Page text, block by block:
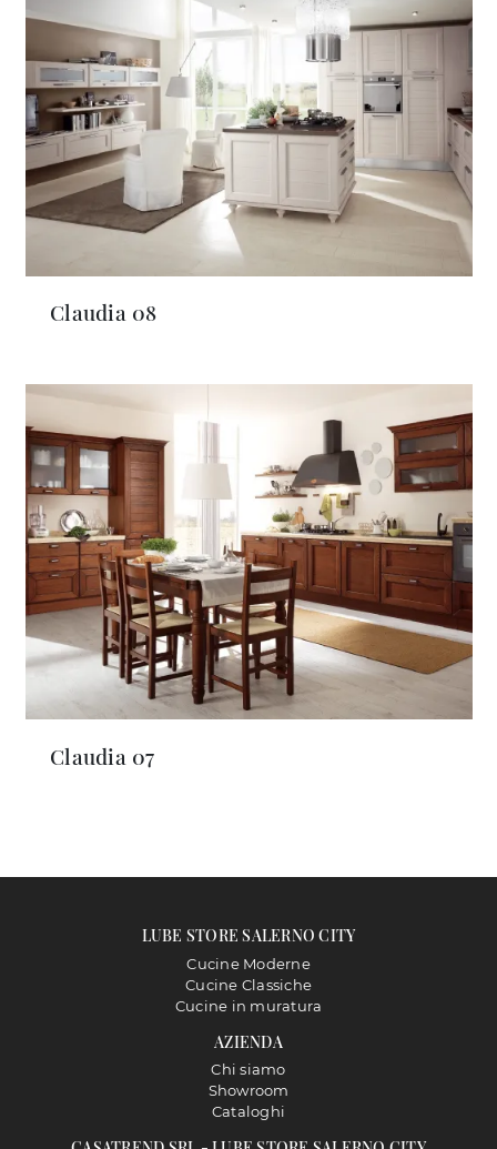
Claudia 08
Claudia 07
LUBE STORE SALERNO CITY
Cucine Moderne
Cucine Classiche
Cucine in muratura
AZIENDA
Chi siamo
Showroom
Cataloghi